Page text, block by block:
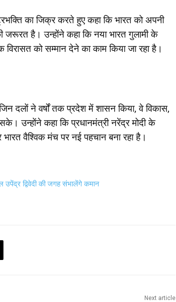
का जिक्र करते हुए कहा कि भारत को अपनी
जरूरत है। उन्होंने कहा कि नया भारत गुलामी के
को सम्मान देने का काम किया जा रहा है।
दलों ने वर्षों तक प्रदेश में शासन किया, वे विकास,
उन्होंने कहा कि प्रधानमंत्री नरेंद्र मोदी के
वैश्विक मंच पर नई पहचान बना रहा है।
द्विवेदी की जगह संभालेंगे कमान
Next article